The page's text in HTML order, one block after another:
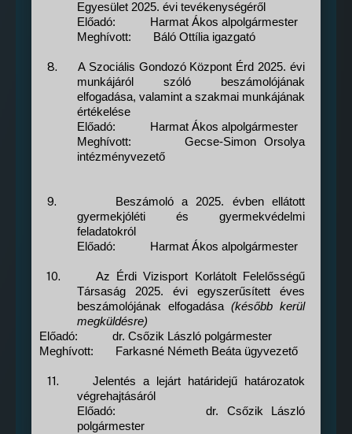
Egyesület 2025. évi tevékenységéről
Előadó:
Harmat Ákos alpolgármester
Meghívott:
Báló Ottília igazgató
8.
A Szociális Gondozó Központ Érd 2025. évi
munkájáról szóló beszámolójának
elfogadása, valamint a szakmai munkájának
értékelése
Előadó:
Harmat Ákos alpolgármester
Meghívott:
Gecse-Simon Orsolya
intézményvezető
9.
Beszámoló a 2025. évben ellátott
gyermekjóléti és gyermekvédelmi
feladatokról
Előadó:
Harmat Ákos alpolgármester
10.
Az Érdi Vizisport Korlátolt Felelősségű
Társaság 2025. évi egyszerűsített éves
beszámolójának elfogadása (később kerül
megküldésre)
Előadó:
dr. Csőzik László polgármester
Meghívott:
Farkasné Németh Beáta ügyvezető
11.
Jelentés a lejárt határidejű határozatok
végrehajtásáról
Előadó:
dr. Csőzik László
polgármester